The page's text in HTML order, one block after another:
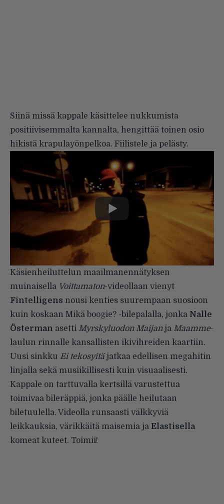
Siinä missä kappale käsittelee nukkumista
positiivisemmalta kannalta, hengittää toinen osio
hikistä krapulayönpelkoa. Fiilistele ja pelästy.
Käsienheiluttelun maailmanennätyksen
muinaisella Voittamaton-videollaan vienyt
Fintelligens nousi kenties suurempaan suosioon
kuin koskaan Mikä boogie? -bilepalalla, jonka Nalle
Österman asetti Myrskyluodon Maijanja Maamme-
laulun rinnalle kansallisten ikivihreiden kaartiin.
Uusi sinkku Ei tekosyitäjatkaa edellisen megahitin
linjalla sekä musiikillisesti kuin visuaalisesti.
Kappale on tarttuvalla kertsillä varustettua
toimivaa bileräppiä, jonka päälle heilutaan
biletuulella. Videolla runsaasti välkkyviä
leikkauksia, värikkäitä maisemia ja Elastisella
komeat kuteet. Toimii!